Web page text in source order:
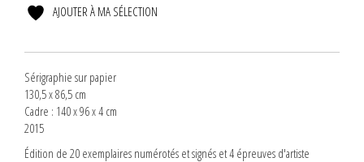
AJOUTER À MA SÉLECTION
Sérigraphie sur papier
130,5 x 86,5 cm
Cadre : 140 x 96 x 4 cm
2015
Édition de 20 exemplaires numérotés et signés et 4 épreuves d'artiste